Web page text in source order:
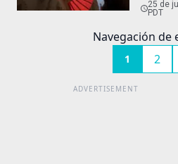
25 de
PDT
Navegación de
1 2